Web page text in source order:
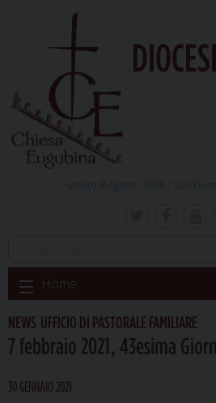
Skip
to
content
Home
NEWS UFFICIO DI PASTORALE FAMILIARE
7 febbraio 2021, 43esima
30 GENNAIO 2021